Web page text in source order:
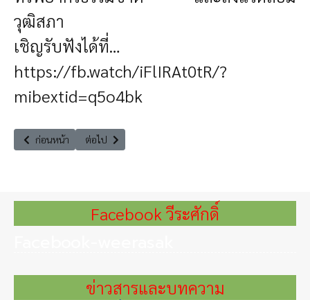
วุฒิสภา
เชิญรับฟังได้ที่…
https://fb.watch/iFlIRAt0tR/?
mibextid=q5o4bk
เนื้อหาก่อนหน้า: ECON Plus ชวนคิดชวนคุยไปด้วยกันกับ ดร.วีระศักดิ์ โควสุ
ก่อนหน้า เนื้อหาถัดไป: Law Talk กับ สว. ตอน มวยไทย ศิลปวัฒนธรร
ต่อไป
Facebook วีระศักดิ์
ข่าวสารและบทความ